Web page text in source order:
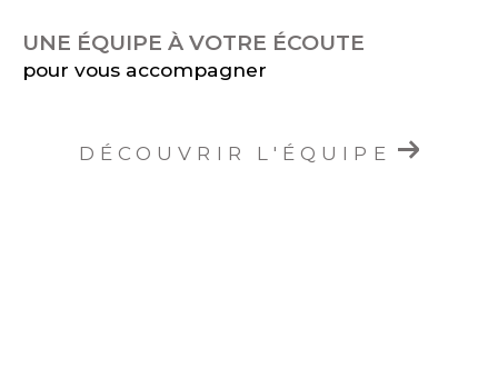
UNE ÉQUIPE À VOTRE ÉCOUTE
pour vous accompagner
DÉCOUVRIR L'ÉQUIPE